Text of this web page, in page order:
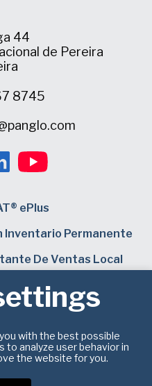
44
de Pereira
8745
ePlus
Inventario Permanente
De Ventas Local
with the best possible
to analyze user behavior in
the website for you.